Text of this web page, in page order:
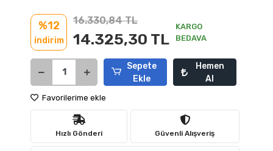
%12
indirim
16.330,84 TL
14.325,30 TL
KARGO
BEDAVA
Sepete
Ekle
Hemen
Al
Favorilerime ekle
Hızlı Gönderi Güvenli Alışveriş